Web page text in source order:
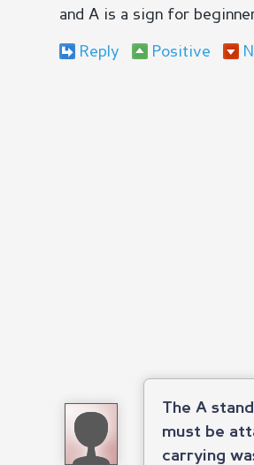
and A is a sign for
Reply Positive
The A
must be
carrying